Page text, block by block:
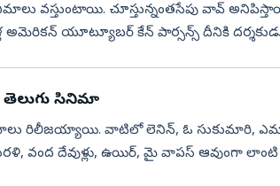
వస్తుంటాయి. చూస్తున్నంతసేపు వావ్
యూట్యూబర్ కేన్ పార్సన్స్ దీనికి
సినిమా
రిలీజయ్యాయి. వాటిలో లెనిన్, ఓ సుకుమారి,
వంద దేవుళ్లు, ఉయిర్, మై వాపస్ ఆవుంగా లాంటి